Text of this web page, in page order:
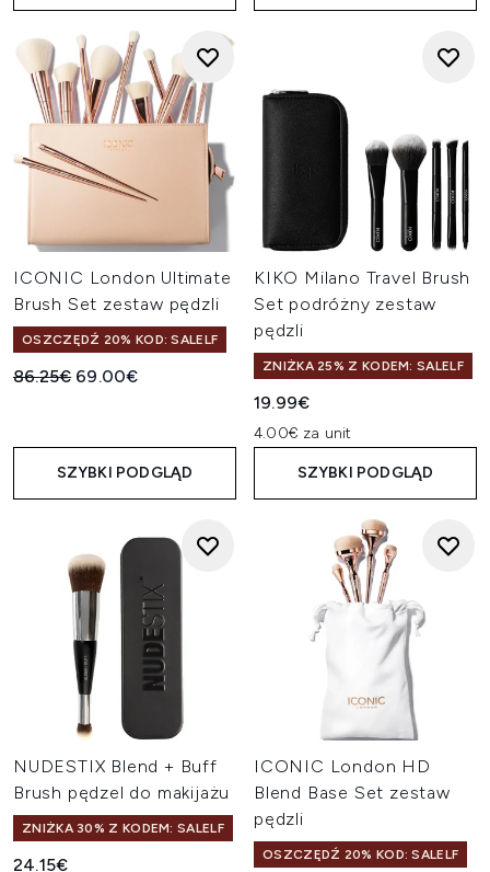
ICONIC London Ultimate
Brush Set zestaw pędzli
OSZCZĘDŹ 20% KOD: SALELF
Sugerowana cena detaliczna:
86.25€ Aktualna cena:
69.00€
SZYBKI PODGLĄD
KIKO Milano Travel Brush
Set podróżny zestaw
pędzli
ZNIŻKA 25% Z KODEM: SALELF
19.99€
4.00€ za unit
SZYBKI PODGLĄD
NUDESTIX Blend + Buff
Brush pędzel do makijażu
ZNIŻKA 30% Z KODEM: SALELF
24.15€
ICONIC London HD
Blend Base Set zestaw
pędzli
OSZCZĘDŹ 20% KOD: SALELF